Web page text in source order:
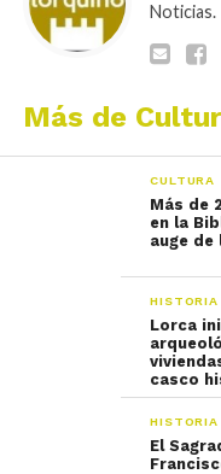
Noticias.
Más de
CULTURA
Más de
en la
auge
HISTORIA
Lorca
casco
HISTORIA
El